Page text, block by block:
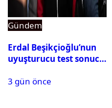
Gündem
Erdal Beşikçioğlu’nun
uyuşturucu test sonucu
3 gün önce